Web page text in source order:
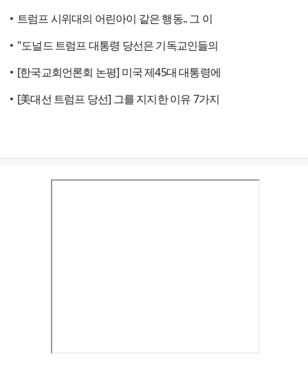
트럼프 시위대의 어린아이 같은 행동.. 그 이
"도널드 트럼프 대통령 당선은 기독교인들의
[한국교회언론회 논평] 미국 제45대 대통령에
[美대선 트럼프 당선] 그를 지지한 이유 7가지